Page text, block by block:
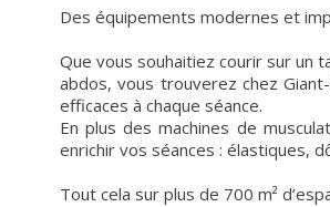
Des équipements modernes et
Que vous souhaitiez courir sur un
abdos, vous trouverez chez
efficaces à chaque séance.
En plus des machines de
enrichir vos séances : élastiques,
Tout cela sur plus de 700 m²